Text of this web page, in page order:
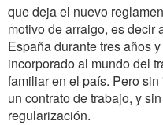
que deja el nuevo
motivo de arraigo, es decir
España durante tres años
incorporado al mundo del
familiar en el país. Pero
un contrato de trabajo, y
regularización.